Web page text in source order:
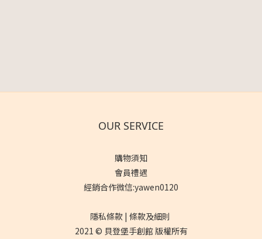
OUR SERVICE
購物須知
會員禮遇
經銷合作微信:yawen0120
隱私條款 | 條款及細則
2021 © 貝登堡手創館 版權所有